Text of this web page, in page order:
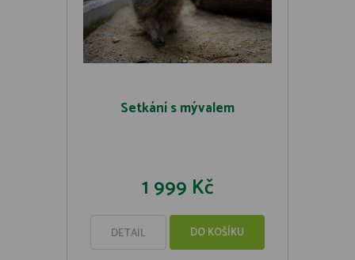
Setkání s mývalem
1 999 Kč
DETAIL DO KOŠÍKU